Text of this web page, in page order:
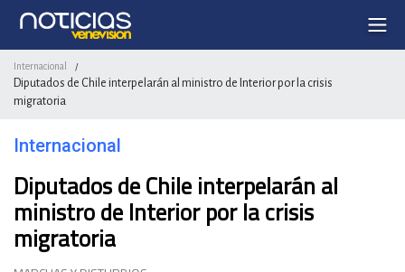
Internacional /
Diputados de Chile interpelarán al ministro de Interior por la crisis
migratoria
Internacional
Diputados de Chile interpelarán al
ministro de Interior por la crisis
migratoria